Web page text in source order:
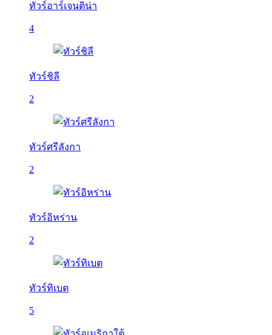
ทัวร์อาร์เจนติน่า
4
ทัวร์ชิลี
2
ทัวร์ศรีลังกา
2
ทัวร์อิหร่าน
2
ทัวร์ทิเบต
5